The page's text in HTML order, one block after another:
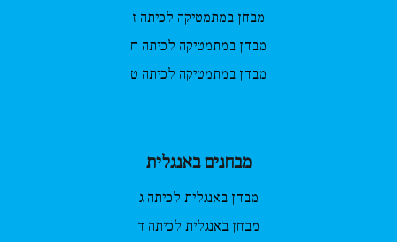
מבחן במתמטיקה לכיתה ז
מבחן במתמטיקה לכיתה ח
מבחן במתמטיקה לכיתה ט
מבחנים באנגלית
מבחן באנגלית לכיתה ג
מבחן באנגלית לכיתה ד